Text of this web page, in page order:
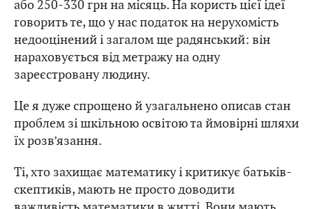
або 250-330 грн на місяць. На користь цієї ідеї
говорить те, що у нас податок на нерухомість
недооцінений і загалом ще радянський: він
нараховується від метражу на одну
зареєстровану людину.
Це я дуже спрощено й узагальнено описав стан
проблем зі шкільною освітою та ймовірні шляхи
їх розв’язання.
Ті, хто захищає математику і критикує батьків-
скептиків, мають не просто доводити